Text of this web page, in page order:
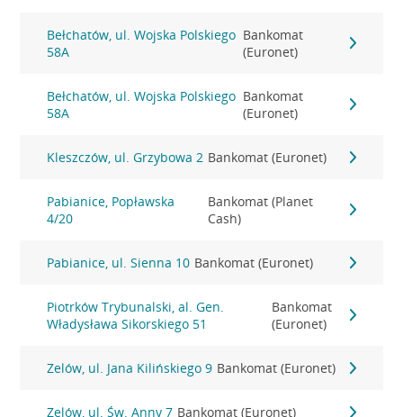
Bełchatów, ul. Wojska Polskiego
58A
Bankomat
(Euronet)
Bełchatów, ul. Wojska Polskiego
58A
Bankomat
(Euronet)
Kleszczów, ul. Grzybowa 2 Bankomat (Euronet)
Pabianice, Popławska
4/20
Bankomat (Planet
Cash)
Pabianice, ul. Sienna 10 Bankomat (Euronet)
Piotrków Trybunalski, al. Gen.
Władysława Sikorskiego 51
Bankomat
(Euronet)
Zelów, ul. Jana Kilińskiego 9 Bankomat (Euronet)
Zelów, ul. Św. Anny 7 Bankomat (Euronet)